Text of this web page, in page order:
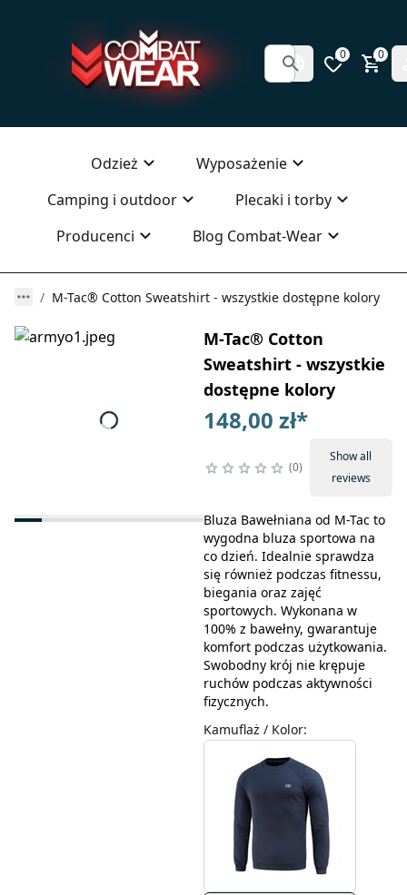
0 0
Odzież
Wyposażenie
Camping i outdoor
Plecaki i torby
Producenci
Blog Combat-Wear
M-Tac® Cotton Sweatshirt - wszystkie dostępne kolory
M-Tac® Cotton
Sweatshirt - wszystkie
dostępne kolory
148,00 zł*
0
Show all
reviews
Bluza Bawełniana od M-Tac to
wygodna bluza sportowa na
co dzień. Idealnie sprawdza
się również podczas fitnessu,
biegania oraz zajęć
sportowych. Wykonana w
100% z bawełny, gwarantuje
komfort podczas użytkowania.
Swobodny krój nie krępuje
ruchów podczas aktywności
fizycznych.
Kamuflaż / Kolor: